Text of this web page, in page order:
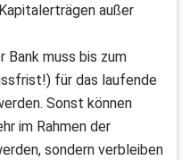
außer
Bank muss bis zum
für das laufende
Sonst können
im Rahmen der
sondern verbleiben